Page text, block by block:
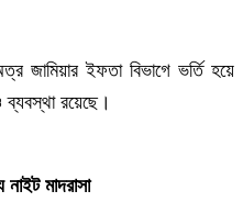
জামিয়ার ইফতা বিভাগে ভর্তি হয়ে
রয়েছে।
মাদরাসা